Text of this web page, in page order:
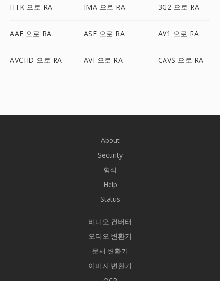
HTK 으로 RA IMA 으로 RA 3G2 으로 RA
AAF 으로 RA ASF 으로 RA AV1 으로 RA
AVCHD 으로 RA AVI 으로 RA CAVS 으로 RA
About
Security
형식
Help
Status
비디오 컨버터
오디오 변환기
문서 변환기
이미지 변환기